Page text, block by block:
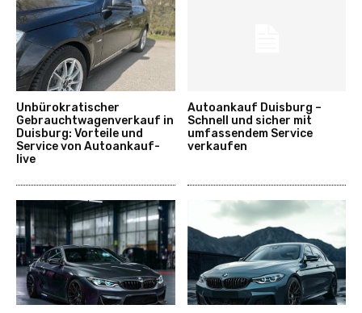
Unbürokratischer
Gebrauchtwagenverkauf in
Duisburg: Vorteile und
Service von Autoankauf-
live
Autoankauf Duisburg –
Schnell und sicher mit
umfassendem Service
verkaufen